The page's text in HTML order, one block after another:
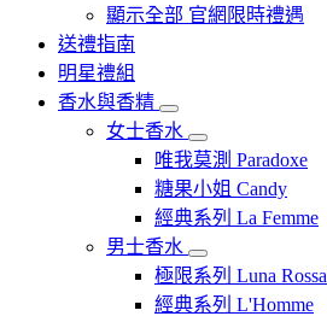
顯示全部 官網限時禮遇
送禮指南
明星禮組
香水與香精
女士香水
唯我莫測 Paradoxe
糖果小姐 Candy
經典系列 La Femme
男士香水
極限系列 Luna Rossa
經典系列 L'Homme